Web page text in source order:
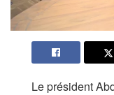
Le président